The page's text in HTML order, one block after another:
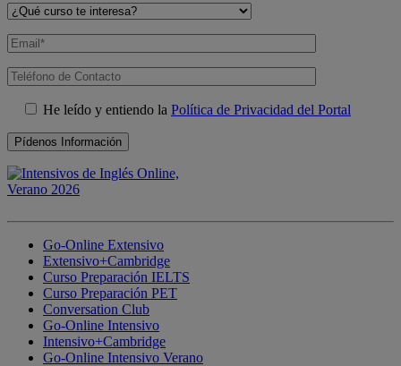
He leído y entiendo la Política de Privacidad del Portal
Go-Online Extensivo
Extensivo+Cambridge
Curso Preparación IELTS
Curso Preparación PET
Conversation Club
Go-Online Intensivo
Intensivo+Cambridge
Go-Online Intensivo Verano